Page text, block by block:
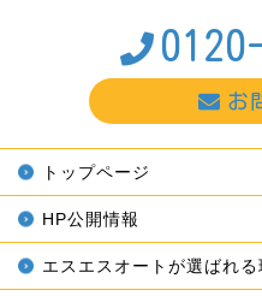
お
トップページ
HP公開情報
エスエスオートが選ばれる